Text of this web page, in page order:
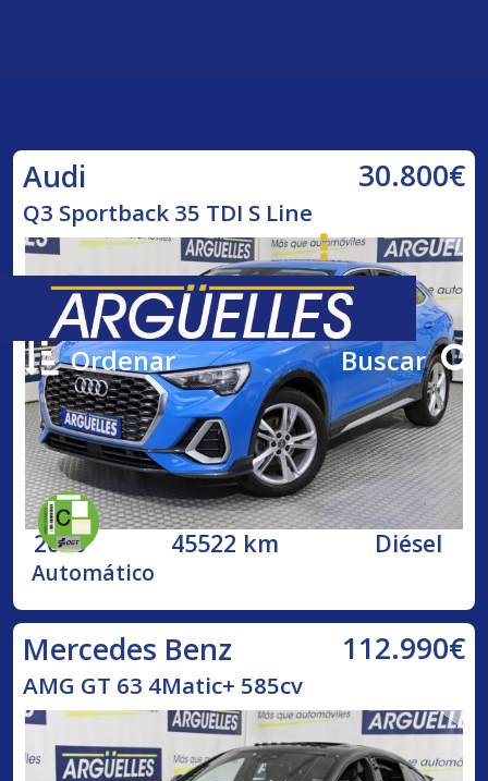
Ordenar Buscar
Audi 30.800€
Q3 Sportback 35 TDI S Line
2020 45522 km Diésel
Automático
Mercedes Benz 112.990€
AMG GT 63 4Matic+ 585cv